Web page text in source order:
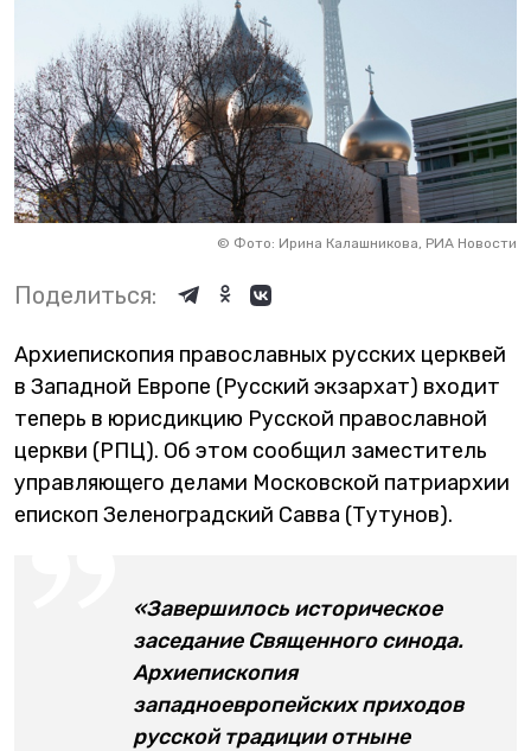
© Фото: Ирина Калашникова, РИА Новости
Поделиться:
Архиепископия православных русских церквей
в Западной Европе (Русский экзархат) входит
теперь в юрисдикцию Русской православной
церкви (РПЦ). Об этом сообщил заместитель
управляющего делами Московской патриархии
епископ Зеленоградский Савва (Тутунов).
«Завершилось историческое
заседание Священного синода.
Архиепископия
западноевропейских приходов
русской традиции отныне